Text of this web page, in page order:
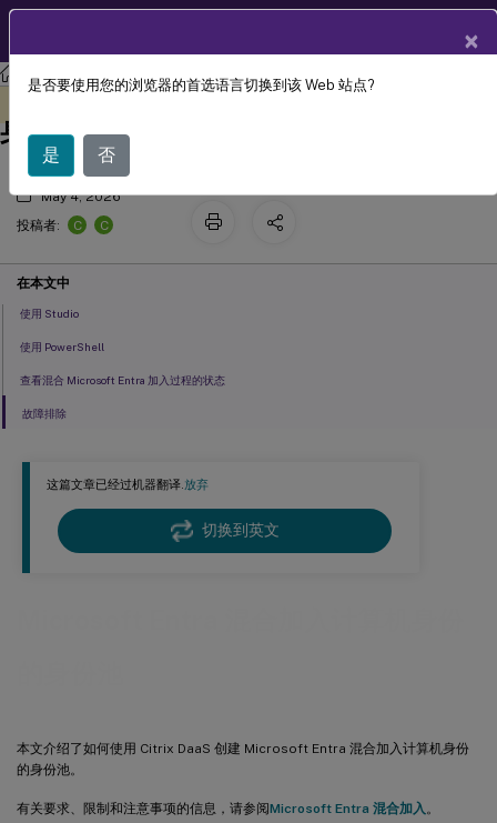
Citrix DaaS
这篇文章已经过机器翻译.放弃
切换到英文
本文介绍了如何使用 Citrix DaaS 创建 Microsoft Entra 混合加入计算机身份
的身份池。
有关要求、限制和注意事项的信息，请参阅Microsoft Entra 混合加入 。
Microsoft Entra 混合加入计算机身份的
身份池
May 4, 2026
投稿者:
C C
在本文中
使用 Studio
使用 PowerShell
查看混合 Microsoft Entra 加入过程的状态
故障排除
×
是否要使用您的浏览器的首选语言切换到该 Web 站点?
是 否